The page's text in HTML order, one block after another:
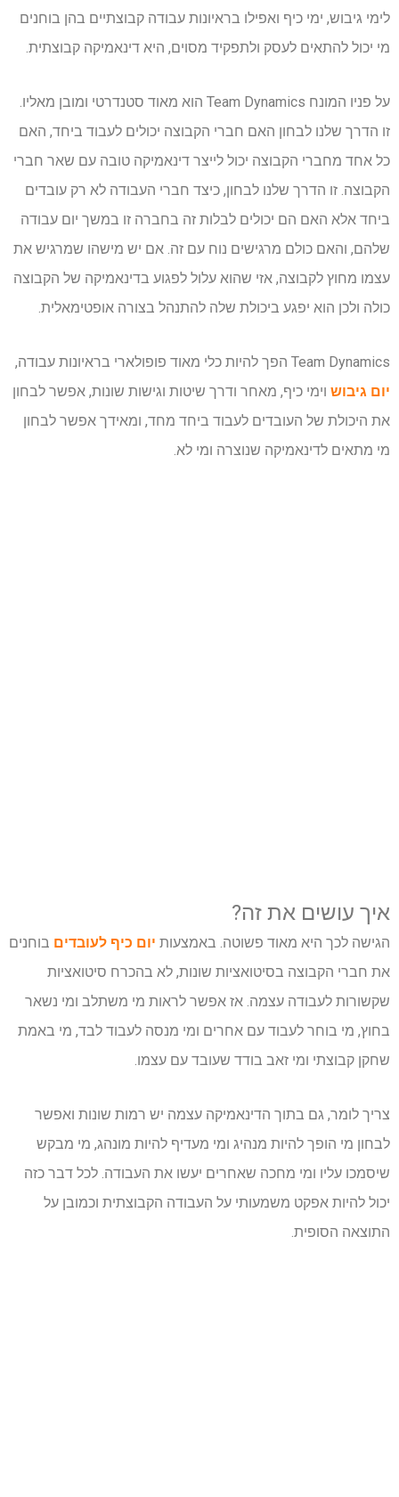
לימי גיבוש, ימי כיף ואפילו בראיונות עבודה קבוצתיים בהן בוחנים
מי יכול להתאים לעסק ולתפקיד מסוים, היא דינאמיקה קבוצתית.
על פניו המונח
Team Dynamics הוא מאוד סטנדרטי ומובן מאליו.
זו הדרך שלנו לבחון האם חברי הקבוצה יכולים לעבוד ביחד, האם
כל אחד מחברי הקבוצה יכול לייצר דינאמיקה טובה עם שאר חברי
הקבוצה. זו הדרך שלנו לבחון, כיצד חברי העבודה לא רק עובדים
ביחד אלא האם הם יכולים לבלות זה בחברה זו במשך יום עבודה
שלהם, והאם כולם מרגישים נוח עם זה. אם יש מישהו שמרגיש את
עצמו מחוץ לקבוצה, אזי שהוא עלול לפגוע בדינאמיקה של הקבוצה
כולה ולכן הוא יפגע ביכולת שלה להתנהל בצורה אופטימאלית.
Team Dynamics הפך להיות כלי מאוד פופולארי בראיונות עבודה,
יום גיבוש וימי כיף, מאחר ודרך שיטות וגישות שונות, אפשר לבחון
את היכולת של העובדים לעבוד ביחד מחד, ומאידך אפשר לבחון
מי מתאים לדינאמיקה שנוצרה ומי לא.
איך עושים את זה?
הגישה לכך היא מאוד פשוטה. באמצעות יום כיף לעובדים בוחנים
את חברי הקבוצה בסיטואציות שונות, לא בהכרח סיטואציות
שקשורות לעבודה עצמה. אז אפשר לראות מי משתלב ומי נשאר
בחוץ, מי בוחר לעבוד עם אחרים ומי מנסה לעבוד לבד, מי באמת
שחקן קבוצתי ומי זאב בודד שעובד עם עצמו.
צריך לומר, גם בתוך הדינאמיקה עצמה יש רמות שונות ואפשר
לבחון מי הופך להיות מנהיג ומי מעדיף להיות מונהג, מי מבקש
שיסמכו עליו ומי מחכה שאחרים יעשו את העבודה. לכל דבר כזה
יכול להיות אפקט משמעותי על העבודה הקבוצתית וכמובן על
התוצאה הסופית.